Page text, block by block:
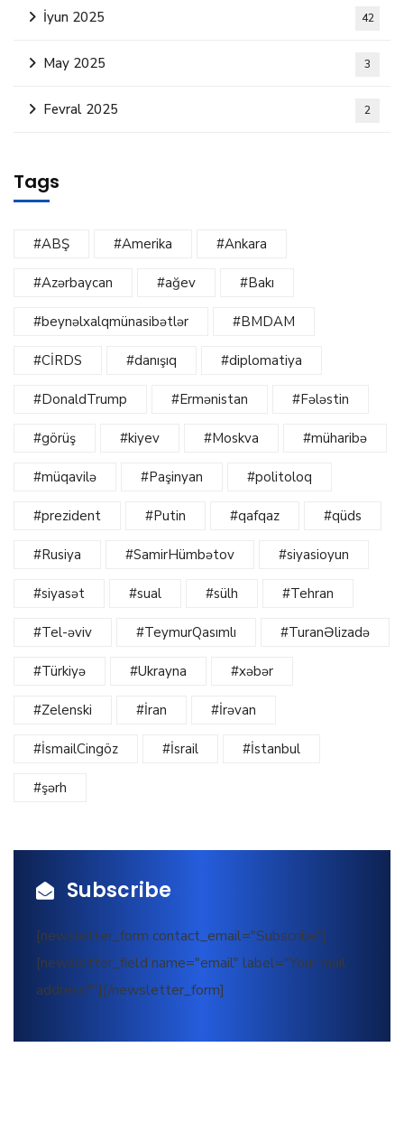
İyun 2025 42
May 2025 3
Fevral 2025 2
Tags
#ABŞ #Amerika #Ankara
#Azərbaycan #ağev #Bakı
#beynəlxalqmünasibətlər #BMDAM
#CİRDS #danışıq #diplomatiya
#DonaldTrump #Ermənistan #Fələstin
#görüş #kiyev #Moskva #müharibə
#müqavilə #Paşinyan #politoloq
#prezident #Putin #qafqaz #qüds
#Rusiya #SamirHümbətov #siyasioyun
#siyasət #sual #sülh #Tehran
#Tel-əviv #TeymurQasımlı #TuranƏlizadə
#Türkiyə #Ukrayna #xəbər
#Zelenski #İran #İrəvan
#İsmailCingöz #İsrail #İstanbul
#şərh
Subscribe
[newsletter_form contact_email="Subscribe"]
[newsletter_field name="email" label="Your mail
address*"][/newsletter_form]